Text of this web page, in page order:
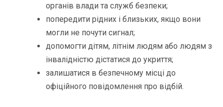
органів влади та служб безпеки;
попередити рідних і близьких, якщо вони
могли не почути сигнал;
допомогти дітям, літнім людям або людям з
інвалідністю дістатися до укриття;
залишатися в безпечному місці до
офіційного повідомлення про відбій.